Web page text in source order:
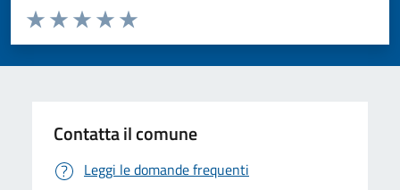
Valuta da 1 a 5 stelle la pagina
Valuta 5 stelle su 5
Valuta 4 stelle su 5
Valuta 3 stelle su 5
Valuta 2 stelle su 5
Valuta 1 stelle su 5
Contatta il comune
Leggi le domande frequenti